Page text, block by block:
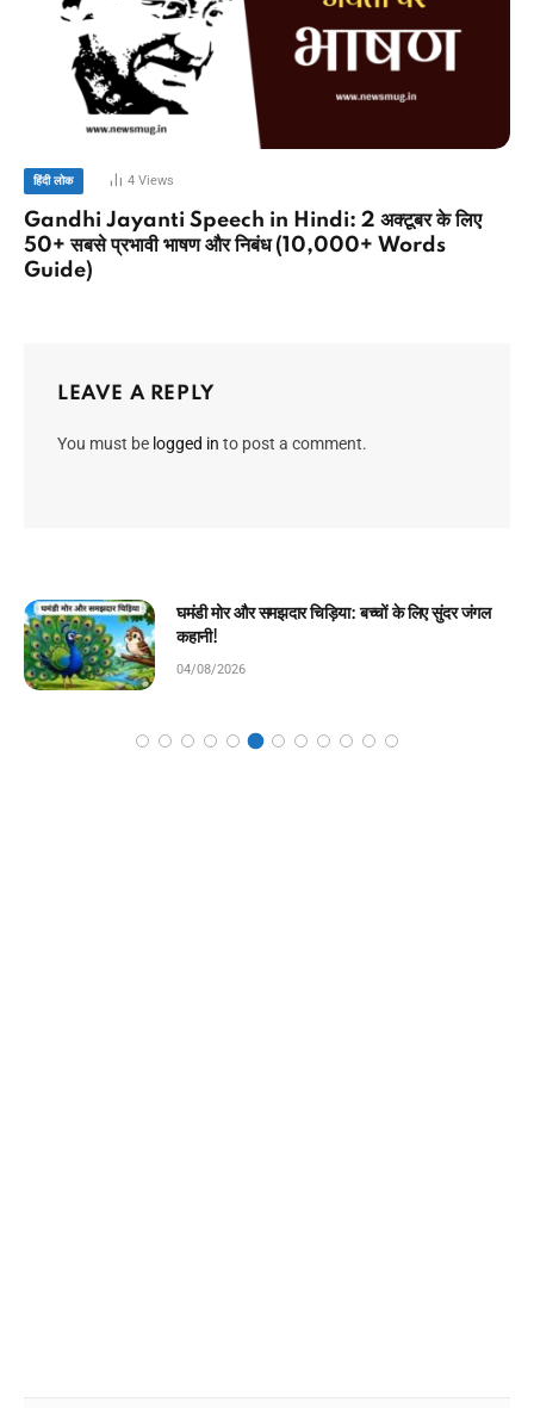
हिंदी लोक 4 Views
Gandhi Jayanti Speech in Hindi: 2 अक्टूबर के लिए
50+ सबसे प्रभावी भाषण और निबंध (10,000+ Words
Guide)
LEAVE A REPLY
You must be logged in to post a comment.
चिराग की ईमानदारी: बच्चों के लिए प्रेरणादायक बाल कहानी!
04/08/2026